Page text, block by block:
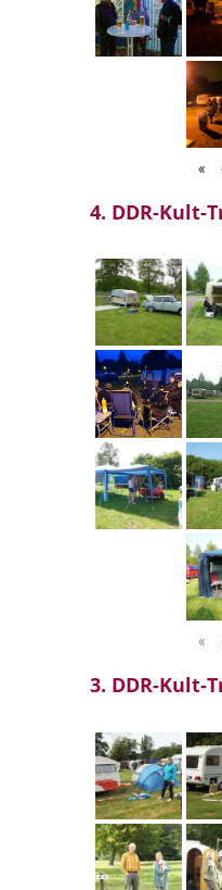
«
4. DDR-Kult-
«
3. DDR-Kult-